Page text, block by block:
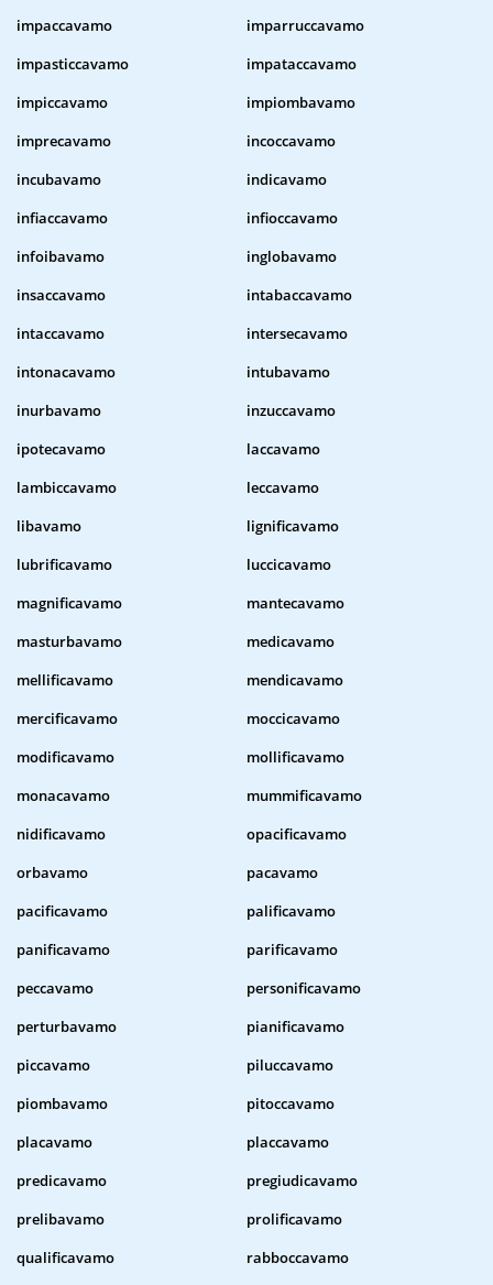
impaccavamo
imparruccavamo
impasticcavamo
impataccavamo
impiccavamo
impiombavamo
imprecavamo
incoccavamo
incubavamo
indicavamo
infiaccavamo
infioccavamo
infoibavamo
inglobavamo
insaccavamo
intabaccavamo
intaccavamo
intersecavamo
intonacavamo
intubavamo
inurbavamo
inzuccavamo
ipotecavamo
laccavamo
lambiccavamo
leccavamo
libavamo
lignificavamo
lubrificavamo
luccicavamo
magnificavamo
mantecavamo
masturbavamo
medicavamo
mellificavamo
mendicavamo
mercificavamo
moccicavamo
modificavamo
mollificavamo
monacavamo
mummificavamo
nidificavamo
opacificavamo
orbavamo
pacavamo
pacificavamo
palificavamo
panificavamo
parificavamo
peccavamo
personificavamo
perturbavamo
pianificavamo
piccavamo
piluccavamo
piombavamo
pitoccavamo
placavamo
placcavamo
predicavamo
pregiudicavamo
prelibavamo
prolificavamo
qualificavamo
rabboccavamo